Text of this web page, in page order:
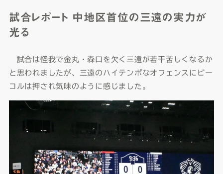
試合レポート 中地区首位の三遠の実力が
光る
試合は怪我で金丸・森口を欠く三遠が若干苦しくなるか
と思われましたが、三遠のハイテンポなオフェンスにビー
コルは押され気味のように感じました。